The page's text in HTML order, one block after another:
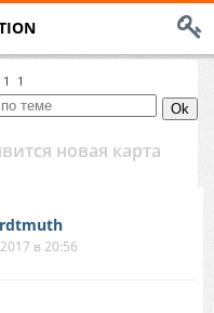
1 1
новая карта
в 20:56